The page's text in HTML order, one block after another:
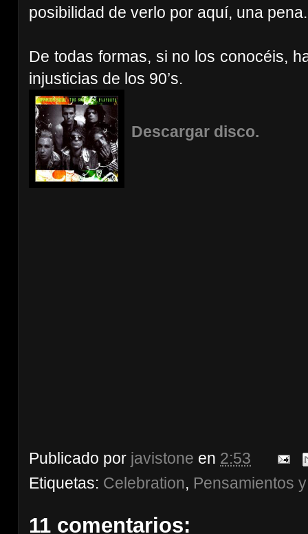
posibilidad de verlo por aquí, una pena.
De todas formas, si no los conocéis,
injusticias de los 90’s.
Descargar disco.
Publicado por javistone en 2:53
Etiquetas: Celebration, Pensamientos
11 comentarios: